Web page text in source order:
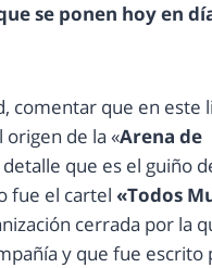
se ponen hoy en
comentar que en este
origen de la «Arena de
detalle que es el guiño
fue el cartel «Todos
cerrada por la
y que fue escrito